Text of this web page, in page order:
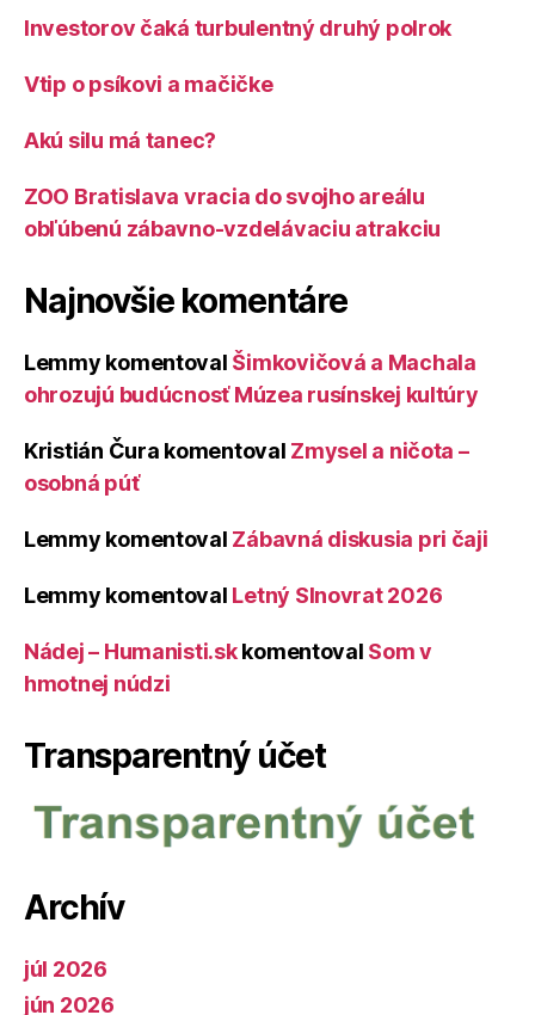
Investorov čaká turbulentný druhý polrok
Vtip o psíkovi a mačičke
Akú silu má tanec?
ZOO Bratislava vracia do svojho areálu
obľúbenú zábavno-vzdelávaciu atrakciu
Najnovšie komentáre
Lemmy komentoval Šimkovičová a Machala
ohrozujú budúcnosť Múzea rusínskej kultúry
Kristián Čura komentoval Zmysel a ničota –
osobná púť
Lemmy komentoval Zábavná diskusia pri čaji
Lemmy komentoval Letný Slnovrat 2026
Nádej – Humanisti.skkomentoval Som v
hmotnej núdzi
Transparentný účet
Archív
júl 2026
jún 2026